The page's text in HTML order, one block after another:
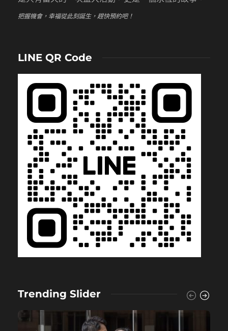
把握機會，幸福從此刻誕生，趕快預約吧！
LINE QR Code
Trending Slider